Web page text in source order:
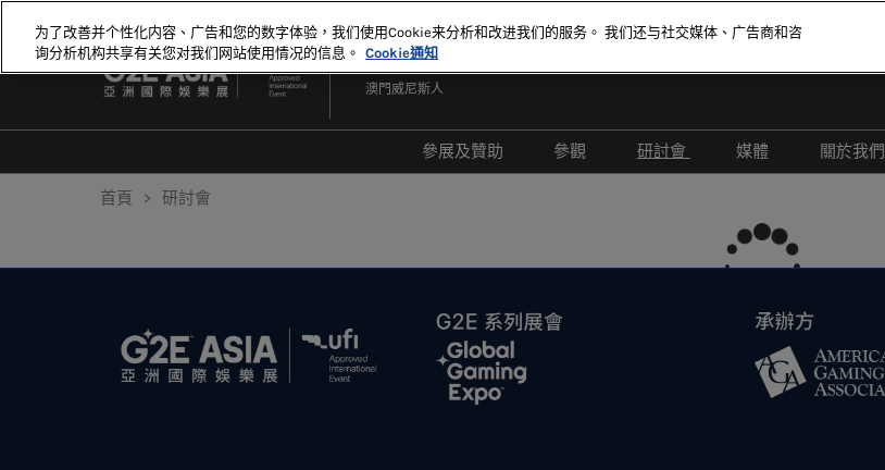
接
跳
轉
容
2027年5月18-20日
澳門威尼斯人
參展及贊助
2026 產品名錄
參觀
科技論壇
研討會
2026 研討會議程
2026 演講嘉賓名錄
負責任博彩論壇
2026 亞洲綜合度假休閒產業
媒體
新聞稿
關於我們
首頁 研討會
为了改善并个性化内容、广告和您的数字体验，我们使用Cookie来分析和改进我们的服务。 我们还与社交媒体、广告商和咨
询分析机构共享有关您对我们网站使用情况的信息。 Cookie通知